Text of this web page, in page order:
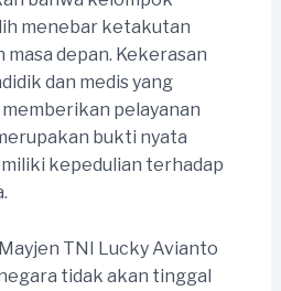
menebar ketakutan
depan. Kekerasan
dan medis yang
pelayanan
bukti nyata
kepedulian terhadap
TNI Lucky Avianto
tidak akan tinggal